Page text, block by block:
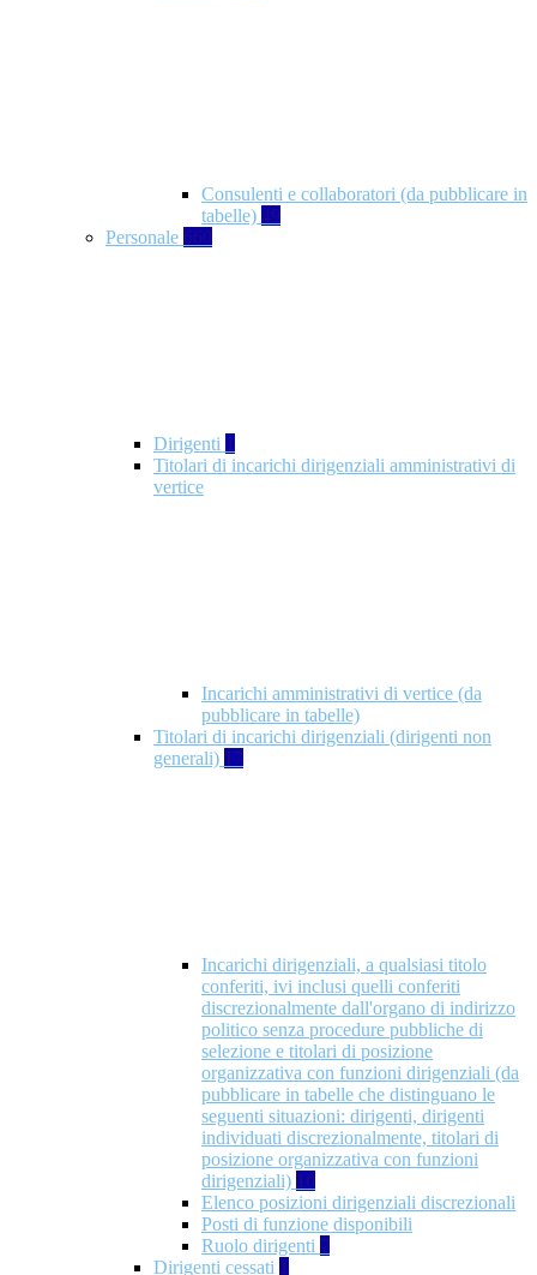
Consulenti e collaboratori (da pubblicare in
tabelle) 49
Personale 660
Dirigenti 1
Titolari di incarichi dirigenziali amministrativi di
vertice
Incarichi amministrativi di vertice (da
pubblicare in tabelle)
Titolari di incarichi dirigenziali (dirigenti non
generali) 17
Incarichi dirigenziali, a qualsiasi titolo
conferiti, ivi inclusi quelli conferiti
discrezionalmente dall'organo di indirizzo
politico senza procedure pubbliche di
selezione e titolari di posizione
organizzativa con funzioni dirigenziali (da
pubblicare in tabelle che distinguano le
seguenti situazioni: dirigenti, dirigenti
individuati discrezionalmente, titolari di
posizione organizzativa con funzioni
dirigenziali) 10
Elenco posizioni dirigenziali discrezionali
Posti di funzione disponibili
Ruolo dirigenti 7
Dirigenti cessati 1